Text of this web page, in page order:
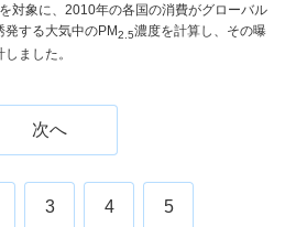
対象に、2010年の各国の消費がグローバル
発する大気中のPM2.5濃度を計算し、その曝
ました。
次へ
3 4 5